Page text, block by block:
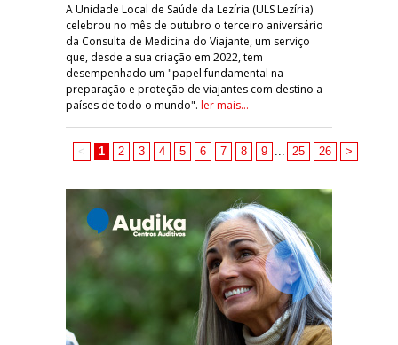
A Unidade Local de Saúde da Lezíria (ULS Lezíria)
celebrou no mês de outubro o terceiro aniversário
da Consulta de Medicina do Viajante, um serviço
que, desde a sua criação em 2022, tem
desempenhado um "papel fundamental na
preparação e proteção de viajantes com destino a
países de todo o mundo". ler mais...
< 1 2 3 4 5 6 7 8 9 25 26 >